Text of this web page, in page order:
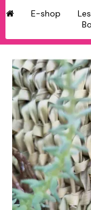
E-shop